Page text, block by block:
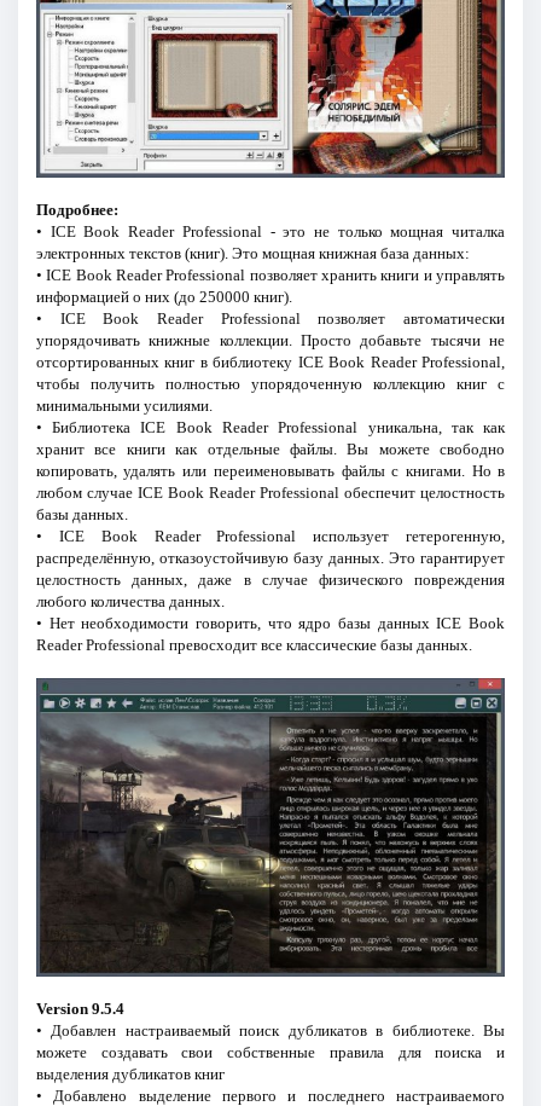
Подробнее:
• ICE Book Reader Professional - это не только мощная читалка
электронных текстов (книг). Это мощная книжная база данных:
• ICE Book Reader Professional позволяет хранить книги и управлять
информацией о них (до 250000 книг).
• ICE Book Reader Professional позволяет автоматически
упорядочивать книжные коллекции. Просто добавьте тысячи не
отсортированных книг в библиотеку ICE Book Reader Professional,
чтобы получить полностью упорядоченную коллекцию книг с
минимальными усилиями.
• Библиотека ICE Book Reader Professional уникальна, так как
хранит все книги как отдельные файлы. Вы можете свободно
копировать, удалять или переименовывать файлы с книгами. Но в
любом случае ICE Book Reader Professional обеспечит целостность
базы данных.
• ICE Book Reader Professional использует гетерогенную,
распределённую, отказоустойчивую базу данных. Это гарантирует
целостность данных, даже в случае физического повреждения
любого количества данных.
• Нет необходимости говорить, что ядро базы данных ICE Book
Reader Professional превосходит все классические базы данных.
Version 9.5.4
• Добавлен настраиваемый поиск дубликатов в библиотеке. Вы
можете создавать свои собственные правила для поиска и
выделения дубликатов книг
• Добавлено выделение первого и последнего настраиваемого